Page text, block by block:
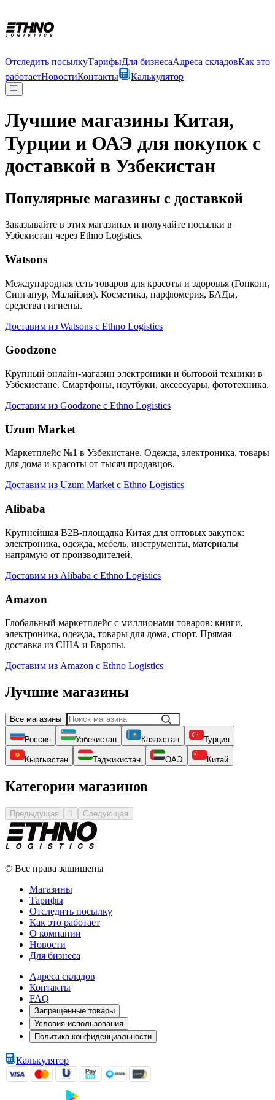
Отследить посылкуТарифыДля бизнесаАдреса складовКак это
работаетНовостиКонтакты Калькулятор
Лучшие магазины Китая,
Турции и ОАЭ для покупок с
доставкой в Узбекистан
Популярные магазины с доставкой
Заказывайте в этих магазинах и получайте посылки в
Узбекистан через Ethno Logistics.
Watsons
Международная сеть товаров для красоты и здоровья (Гонконг,
Сингапур, Малайзия). Косметика, парфюмерия, БАДы,
средства гигиены.
Доставим из Watsons с Ethno Logistics
Goodzone
Крупный онлайн-магазин электроники и бытовой техники в
Узбекистане. Смартфоны, ноутбуки, аксессуары, фототехника.
Доставим из Goodzone с Ethno Logistics
Uzum Market
Маркетплейс №1 в Узбекистане. Одежда, электроника, товары
для дома и красоты от тысяч продавцов.
Доставим из Uzum Market с Ethno Logistics
Alibaba
Крупнейшая B2B-площадка Китая для оптовых закупок:
электроника, одежда, мебель, инструменты, материалы
напрямую от производителей.
Доставим из Alibaba с Ethno Logistics
Amazon
Глобальный маркетплейс с миллионами товаров: книги,
электроника, одежда, товары для дома, спорт. Прямая
доставка из США и Европы.
Доставим из Amazon с Ethno Logistics
Лучшие магазины
Все магазины
Россия Узбекистан Казахстан Турция
Кыргызстан Таджикистан ОАЭ Китай
Категории магазинов
Предыдущая 1 Следующая
© Все права защищены
Магазины
Тарифы
Отследить посылку
Как это работает
О компании
Новости
Для бизнеса
Адреса складов
Контакты
FAQ
Запрещенные товары
Условия использования
Политика конфиденциальности
Калькулятор